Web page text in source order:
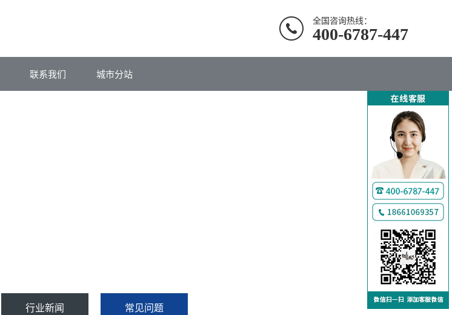
全国咨询热线：
400-6787-447
联系我们 城市分站
行业新闻 常见问题